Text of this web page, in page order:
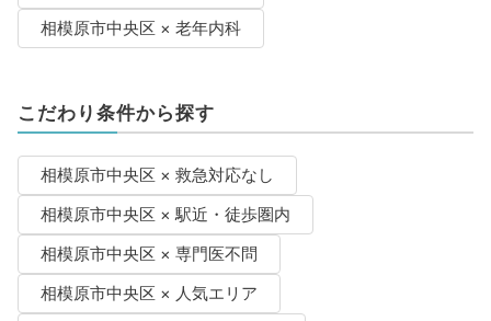
相模原市中央区 × 老年内科
こだわり条件から探す
相模原市中央区 × 救急対応なし
相模原市中央区 × 駅近・徒歩圏内
相模原市中央区 × 専門医不問
相模原市中央区 × 人気エリア